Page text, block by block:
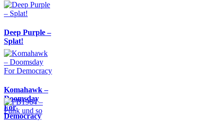
Deep Purple –
Splat!
Komahawk –
Doomsday
For
Democracy